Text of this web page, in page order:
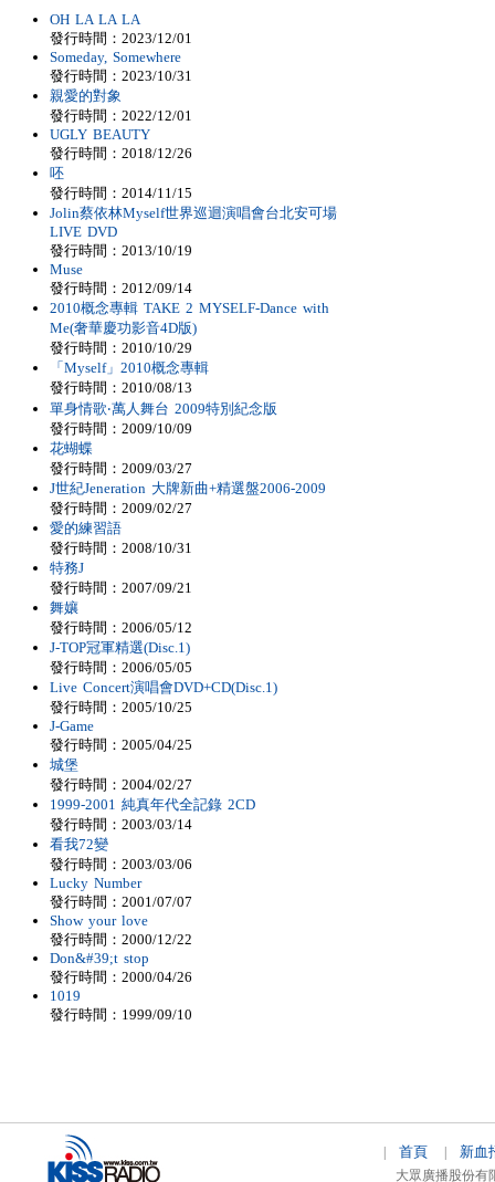
OH LA LA LA
發行時間：2023/12/01
Someday, Somewhere
發行時間：2023/10/31
親愛的對象
發行時間：2022/12/01
UGLY BEAUTY
發行時間：2018/12/26
呸
發行時間：2014/11/15
Jolin蔡依林Myself世界巡迴演唱會台北安可場
LIVE DVD
發行時間：2013/10/19
Muse
發行時間：2012/09/14
2010概念專輯 TAKE 2 MYSELF-Dance with
Me(奢華慶功影音4D版)
發行時間：2010/10/29
「Myself」2010概念專輯
發行時間：2010/08/13
單身情歌‧萬人舞台 2009特別紀念版
發行時間：2009/10/09
花蝴蝶
發行時間：2009/03/27
J世紀Jeneration 大牌新曲+精選盤2006-2009
發行時間：2009/02/27
愛的練習語
發行時間：2008/10/31
特務J
發行時間：2007/09/21
舞孃
發行時間：2006/05/12
J-TOP冠軍精選(Disc.1)
發行時間：2006/05/05
Live Concert演唱會DVD+CD(Disc.1)
發行時間：2005/10/25
J-Game
發行時間：2005/04/25
城堡
發行時間：2004/02/27
1999-2001 純真年代全記錄 2CD
發行時間：2003/03/14
看我72變
發行時間：2003/03/06
Lucky Number
發行時間：2001/07/07
Show your love
發行時間：2000/12/22
Don&#39;t stop
發行時間：2000/04/26
1019
發行時間：1999/09/10
首頁 新血
大眾廣播股份有